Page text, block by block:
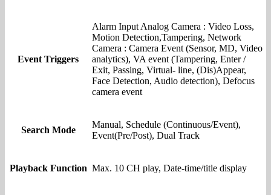
Event Triggers
Alarm Input Analog Camera : Video Loss,
Motion Detection,Tampering, Network
Camera : Camera Event (Sensor, MD, Video
analytics), VA event (Tampering, Enter /
Exit, Passing, Virtual- line, (Dis)Appear,
Face Detection, Audio detection), Defocus
camera event
Search Mode
Manual, Schedule (Continuous/Event),
Event(Pre/Post), Dual Track
Playback Function Max. 10 CH play, Date-time/title display